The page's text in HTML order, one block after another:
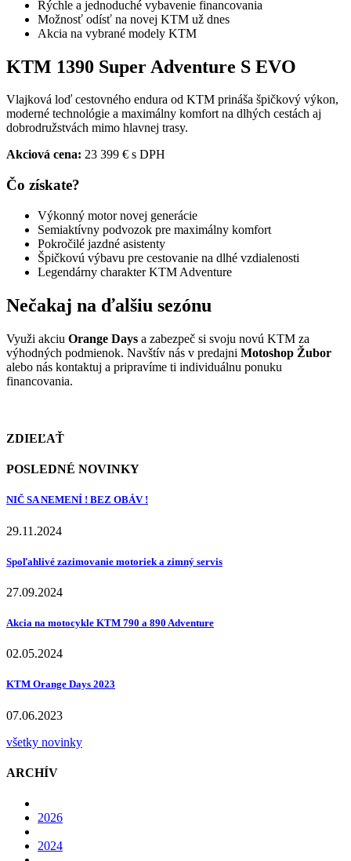
Rýchle a jednoduché vybavenie financovania
Možnosť odísť na novej KTM už dnes
Akcia na vybrané modely KTM
KTM 1390 Super Adventure S EVO
Vlajková loď cestovného endura od KTM prináša špičkový výkon,
moderné technológie a maximálny komfort na dlhých cestách aj
dobrodružstvách mimo hlavnej trasy.
Akciová cena: 23 399 € s DPH
Čo získate?
Výkonný motor novej generácie
Semiaktívny podvozok pre maximálny komfort
Pokročilé jazdné asistenty
Špičkovú výbavu pre cestovanie na dlhé vzdialenosti
Legendárny charakter KTM Adventure
Nečakaj na ďalšiu sezónu
Využi akciu Orange Days a zabezpeč si svoju novú KTM za
výhodných podmienok. Navštív nás v predajni Motoshop Žubor
alebo nás kontaktuj a pripravíme ti individuálnu ponuku
financovania.
ZDIEĽAŤ
POSLEDNÉ NOVINKY
NIČ SA NEMENÍ ! BEZ OBÁV !
29.11.2024
Spoľahlivé zazimovanie motoriek a zimný servis
27.09.2024
Akcia na motocykle KTM 790 a 890 Adventure
02.05.2024
KTM Orange Days 2023
07.06.2023
všetky novinky
ARCHÍV
2026
2024